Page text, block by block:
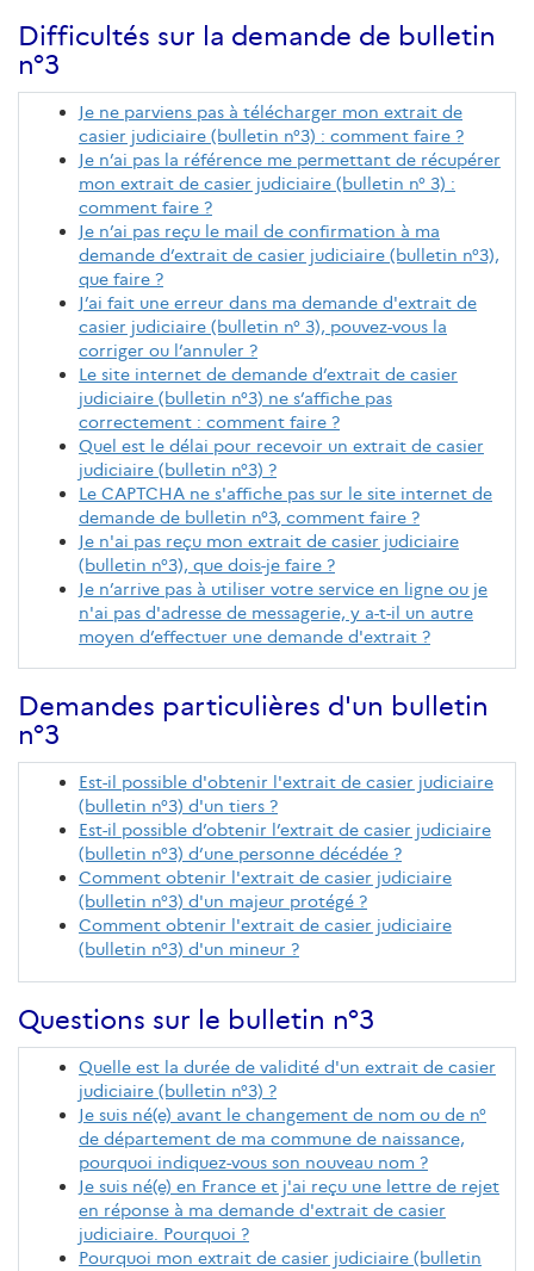
Difficultés sur la demande de bulletin
n°3
Je ne parviens pas à télécharger mon extrait de
casier judiciaire (bulletin n°3) : comment faire ?
Je n’ai pas la référence me permettant de récupérer
mon extrait de casier judiciaire (bulletin n° 3) :
comment faire ?
Je n’ai pas reçu le mail de confirmation à ma
demande d’extrait de casier judiciaire (bulletin n°3),
que faire ?
J’ai fait une erreur dans ma demande d'extrait de
casier judiciaire (bulletin n° 3), pouvez-vous la
corriger ou l’annuler ?
Le site internet de demande d’extrait de casier
judiciaire (bulletin n°3) ne s’affiche pas
correctement : comment faire ?
Quel est le délai pour recevoir un extrait de casier
judiciaire (bulletin n°3) ?
Le CAPTCHA ne s'affiche pas sur le site internet de
demande de bulletin n°3, comment faire ?
Je n'ai pas reçu mon extrait de casier judiciaire
(bulletin n°3), que dois-je faire ?
Je n’arrive pas à utiliser votre service en ligne ou je
n'ai pas d'adresse de messagerie, y a-t-il un autre
moyen d’effectuer une demande d'extrait ?
Demandes particulières d'un bulletin
n°3
Est-il possible d'obtenir l'extrait de casier judiciaire
(bulletin n°3) d'un tiers ?
Est-il possible d’obtenir l’extrait de casier judiciaire
(bulletin n°3) d’une personne décédée ?
Comment obtenir l'extrait de casier judiciaire
(bulletin n°3) d'un majeur protégé ?
Comment obtenir l'extrait de casier judiciaire
(bulletin n°3) d'un mineur ?
Questions sur le bulletin n°3
Quelle est la durée de validité d'un extrait de casier
judiciaire (bulletin n°3) ?
Je suis né(e) avant le changement de nom ou de n°
de département de ma commune de naissance,
pourquoi indiquez-vous son nouveau nom ?
Je suis né(e) en France et j'ai reçu une lettre de rejet
en réponse à ma demande d'extrait de casier
judiciaire. Pourquoi ?
Pourquoi mon extrait de casier judiciaire (bulletin